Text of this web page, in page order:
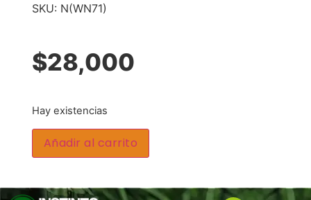
SKU: N(WN71)
$28,000
Hay existencias
Añadir al carrito